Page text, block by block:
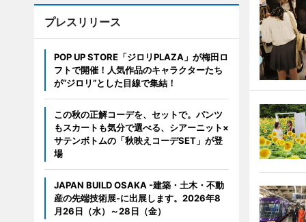
プレスリリース
POP UP STORE「ジロリPLAZA」が梅田ロ
フトで開催！人気作品のキャラクターたち
が“ジロリ”とした目線で集結！
この秋の正解コーデを、セットで。パンツ
もスカートも気分で選べる、シアーニット×
サテンボトムの「秋映えコーデSET」が登
場
JAPAN BUILD OSAKA -建築・土木・不動
産の先端技術展-に出展します。2026年8
月26日（水）～28日（金）